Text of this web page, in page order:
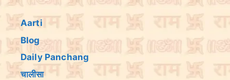
Aarti
Blog
Daily Panchang
चालीसा